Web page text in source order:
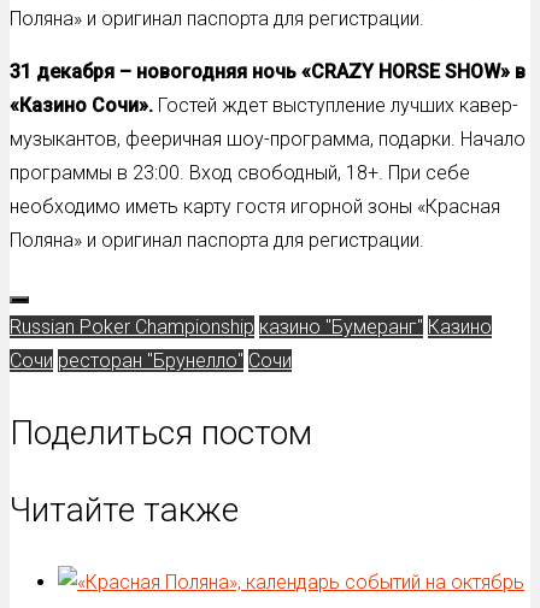
Поляна» и оригинал паспорта для регистрации.
31 декабря – новогодняя ночь «CRAZY HORSE SHOW» в
«Казино Сочи». Гостей ждет выступление лучших кавер-
музыкантов, фееричная шоу-программа, подарки. Начало
программы в 23:00. Вход свободный, 18+. При себе
необходимо иметь карту гостя игорной зоны «Красная
Поляна» и оригинал паспорта для регистрации.
Russian Poker Championship казино "Бумеранг" Казино
Сочи ресторан "Брунелло" Сочи
Поделиться постом
Читайте также